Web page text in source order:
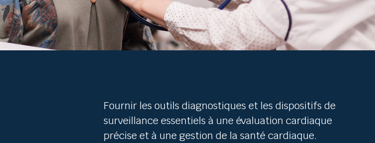
Fournir les outils diagnostiques et les dispositifs de
surveillance essentiels à une évaluation cardiaque
précise et à une gestion de la santé cardiaque.